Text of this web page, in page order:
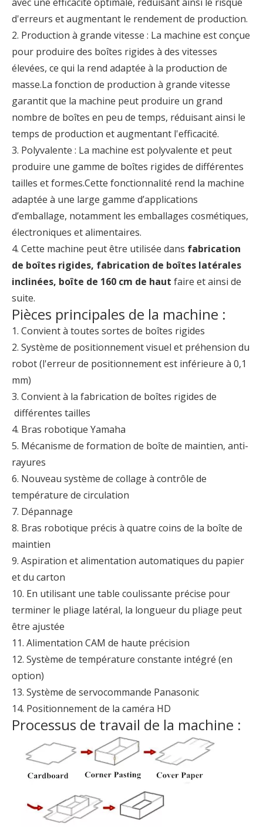
d'erreurs et augmentant le rendement de production.
2. Production à grande vitesse : La machine est conçue
pour produire des boîtes rigides à des vitesses
élevées, ce qui la rend adaptée à la production de
masse.La fonction de production à grande vitesse
garantit que la machine peut produire un grand
nombre de boîtes en peu de temps, réduisant ainsi le
temps de production et augmentant l'efficacité.
3. Polyvalente : La machine est polyvalente et peut
produire une gamme de boîtes rigides de différentes
tailles et formes.Cette fonctionnalité rend la machine
adaptée à une large gamme d’applications
d’emballage, notamment les emballages cosmétiques,
électroniques et alimentaires.
4. Cette machine peut être utilisée dans fabrication
de boîtes rigides, fabrication de boîtes latérales
inclinées, boîte de 160 cm de haut faire et ainsi de
suite.
Pièces principales de la machine :
1. Convient à toutes sortes de boîtes rigides
2. Système de positionnement visuel et préhension du
robot (l'erreur de positionnement est inférieure à 0,1
mm)
3. Convient à la fabrication de boîtes rigides de
différentes tailles
4. Bras robotique Yamaha
5. Mécanisme de formation de boîte de maintien, anti-
rayures
6. Nouveau système de collage à contrôle de
température de circulation
7. Dépannage
8. Bras robotique précis à quatre coins de la boîte de
maintien
9. Aspiration et alimentation automatiques du papier
et du carton
10. En utilisant une table coulissante précise pour
terminer le pliage latéral, la longueur du pliage peut
être ajustée
11. Alimentation CAM de haute précision
12. Système de température constante intégré (en
option)
13. Système de servocommande Panasonic
14. Positionnement de la caméra HD
Processus de travail de la machine :